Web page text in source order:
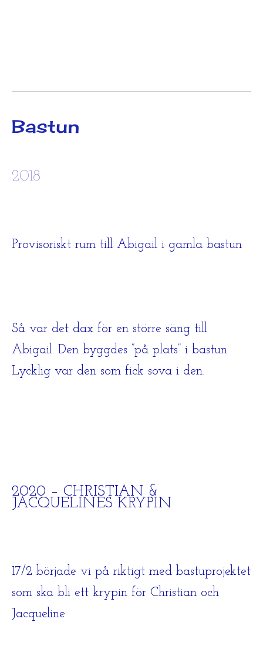
Bastun
2018
Provisoriskt rum till Abigail i gamla bastun
Så var det dax för en större säng till
Abigail. Den byggdes ”på plats” i bastun.
Lycklig var den som fick sova i den.
2020 – CHRISTIAN &
JACQUELINES KRYPIN
17/2 började vi på riktigt med bastuprojektet
som ska bli ett krypin för Christian och
Jacqueline